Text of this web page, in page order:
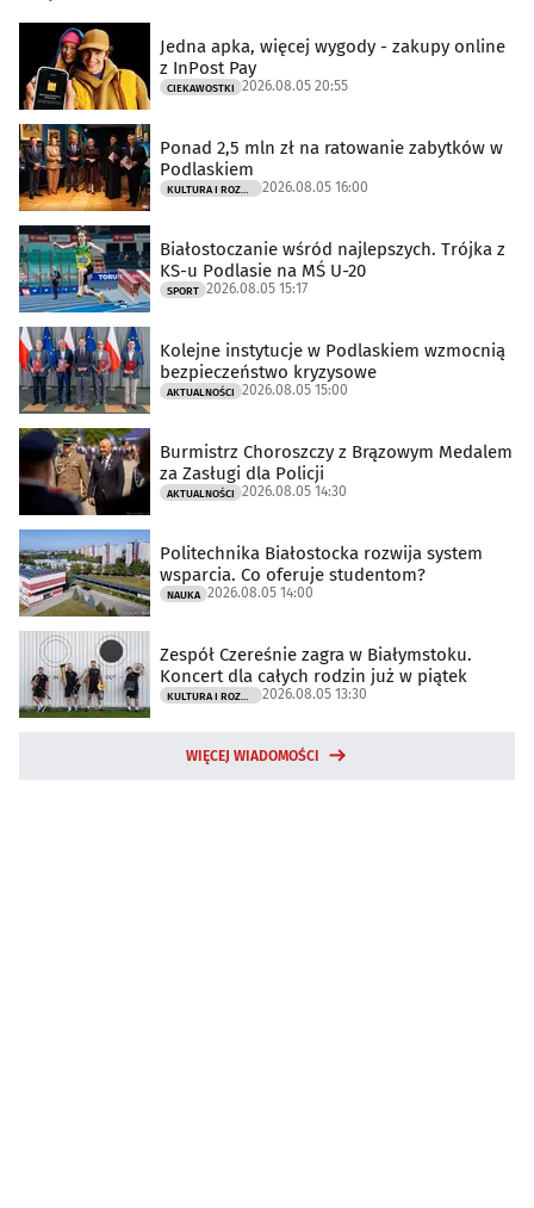
Jedna apka, więcej wygody - zakupy online
z InPost Pay
CIEKAWOSTKI 2026.08.05 20:55
Ponad 2,5 mln zł na ratowanie zabytków w
Podlaskiem
KULTURA I ROZRYWKA 2026.08.05 16:00
Białostoczanie wśród najlepszych. Trójka z
KS-u Podlasie na MŚ U-20
SPORT 2026.08.05 15:17
Kolejne instytucje w Podlaskiem wzmocnią
bezpieczeństwo kryzysowe
AKTUALNOŚCI 2026.08.05 15:00
Burmistrz Choroszczy z Brązowym Medalem
za Zasługi dla Policji
AKTUALNOŚCI 2026.08.05 14:30
Politechnika Białostocka rozwija system
wsparcia. Co oferuje studentom?
NAUKA 2026.08.05 14:00
Zespół Czereśnie zagra w Białymstoku.
Koncert dla całych rodzin już w piątek
KULTURA I ROZRYWKA 2026.08.05 13:30
WIĘCEJ WIADOMOŚCI